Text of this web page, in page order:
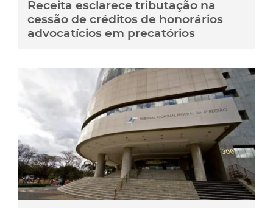
Receita esclarece tributação na
cessão de créditos de honorários
advocatícios em precatórios